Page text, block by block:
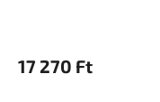
17 270 Ft